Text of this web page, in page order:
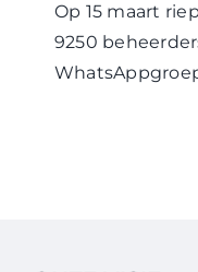
Op 15 maart
9250